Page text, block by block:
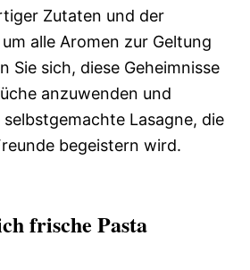
Zutaten und der
alle Aromen zur Geltung
Sie sich, diese Geheimnisse
anzuwenden und
selbstgemachte Lasagne, die
begeistern wird.
frische Pasta